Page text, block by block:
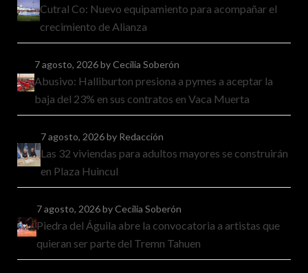
Cutral Co: Nuevo equipamiento para acompañar el
crecimiento de Alianza
7 agosto, 2026by Cecilia Soberón
Abusivo: Halliburton presiona a pymes a aceptar la
baja del 23% en sus contratos en Vaca Muerta
7 agosto, 2026by Redacción
Las 32 viviendas para adultos mayores se construirán
en Plaza Huincul
7 agosto, 2026by Cecilia Soberón
Piedra del Águila abre la convocatoria a artistas que
quieran ser parte del Tremn Tahuen